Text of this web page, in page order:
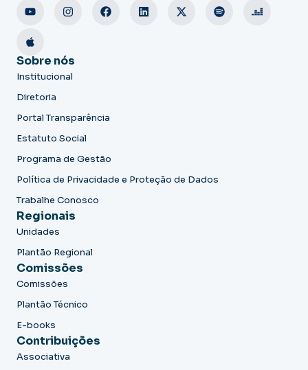
Sobre nós
Institucional
Diretoria
Portal Transparência
Estatuto Social
Programa de Gestão
Política de Privacidade e Proteção de Dados
Trabalhe Conosco
Regionais
Unidades
Plantão Regional
Comissões
Comissões
Plantão Técnico
E-books
Contribuições
Associativa